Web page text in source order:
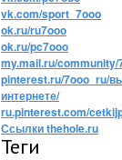
vk.com/sport_7ooo
ok.ru/ru7ooo
ok.ru/pc7ooo
my.mail.ru/community/
pinterest.ru/7ooo_ru/
интернете/
ru.pinterest.com/
Ссылки thehole.ru
Теги